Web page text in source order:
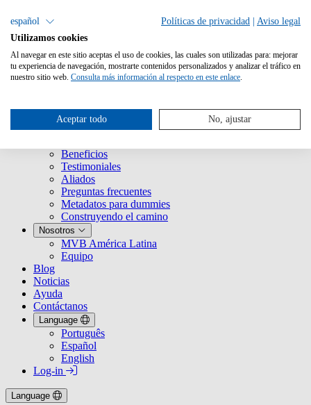
¿Qué es Metabooks?
Historia
Beneficios
Testimoniales
Aliados
Preguntas frecuentes
Metadatos para dummies
Construyendo el camino
Nosotros
MVB América Latina
Equipo
Blog
Noticias
Ayuda
Contáctanos
Language
Português
Español
English
Log-in
Language
español Políticas de privacidad
Aviso legal
Utilizamos cookies
Al navegar en este sitio aceptas el uso de cookies, las cuales son utilizadas para: mejorar
tu experiencia de navegación, mostrarte contenidos personalizados y analizar el tráfico en
nuestro sitio web. Consulta más información al respecto en este enlace
Aceptar todo No, ajustar